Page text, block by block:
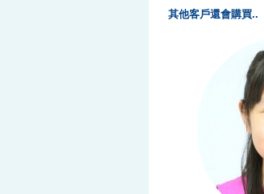
其他客戶還會購買..